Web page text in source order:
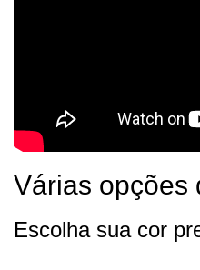
Várias opções
Escolha sua cor